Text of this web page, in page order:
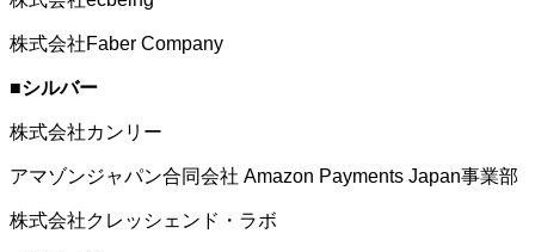
株式会社Faber Company
■シルバー
株式会社カンリー
アマゾンジャパン合同会社 Amazon Payments Japan事業部
株式会社クレッシェンド・ラボ